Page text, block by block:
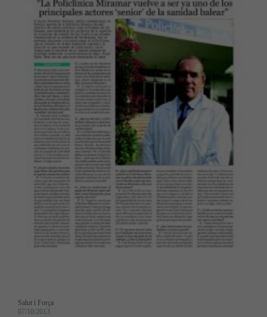
Salut i Força
07/10/2013